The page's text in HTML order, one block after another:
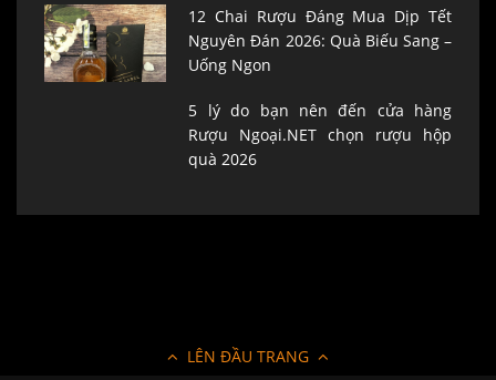
12 Chai Rượu Đáng Mua Dịp Tết
Nguyên Đán 2026: Quà Biếu Sang –
Uống Ngon
5 lý do bạn nên đến cửa hàng
Rượu Ngoại.NET chọn rượu hộp
quà 2026
LÊN ĐẦU TRANG